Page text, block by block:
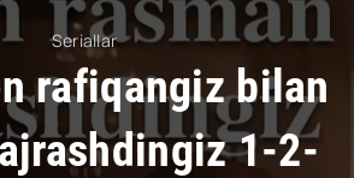
Seriallar
rafiqangiz bilan
1-2-